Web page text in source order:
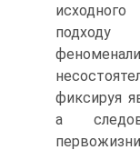
фиксируя
а